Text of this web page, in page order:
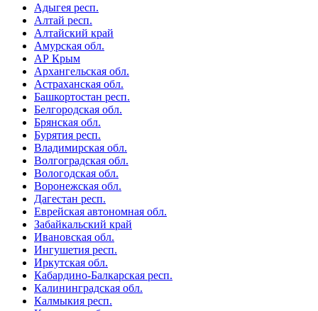
Адыгея респ.
Алтай респ.
Алтайский край
Амурская обл.
АР Крым
Архангельская обл.
Астраханская обл.
Башкортостан респ.
Белгородская обл.
Брянская обл.
Бурятия респ.
Владимирская обл.
Волгоградская обл.
Вологодская обл.
Воронежская обл.
Дагестан респ.
Еврейская автономная обл.
Забайкальский край
Ивановская обл.
Ингушетия респ.
Иркутская обл.
Кабардино-Балкарская респ.
Калининградская обл.
Калмыкия респ.